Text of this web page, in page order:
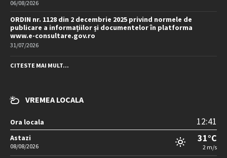
06/08/2026
ORDIN nr. 1128 din 2 decembrie 2025 privind normele de
publicare a informațiilor și documentelor în platforma
www.e-consultare.gov.ro
31/07/2026
CITESTE MAI MULT...
VREMEA LOCALA
Ora locala 12:41
Astazi
08/08/2026
31°C
2 m/s